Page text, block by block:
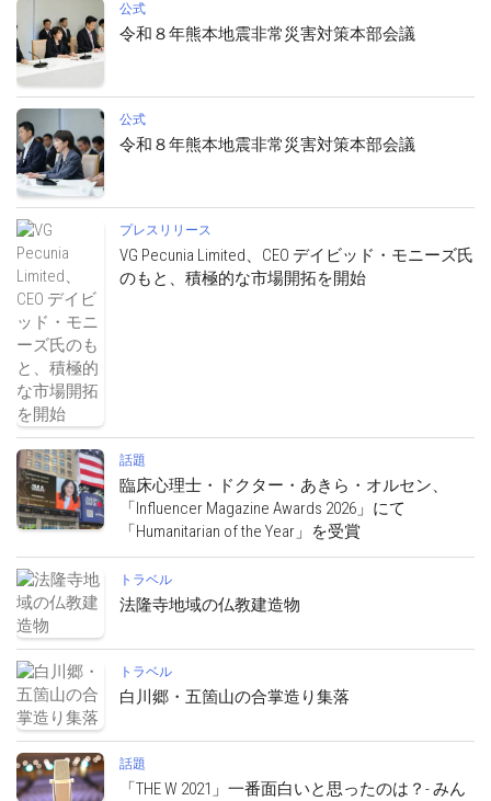
公式
令和８年熊本地震非常災害対策本部会議
公式
令和８年熊本地震非常災害対策本部会議
プレスリリース
VG Pecunia Limited、CEO デイビッド・モニーズ氏
のもと、積極的な市場開拓を開始
話題
臨床心理士・ドクター・あきら・オルセン、
「Influencer Magazine Awards 2026」にて
「Humanitarian of the Year」を受賞
トラベル
法隆寺地域の仏教建造物
トラベル
白川郷・五箇山の合掌造り集落
話題
「THE W 2021」一番面白いと思ったのは？- みん